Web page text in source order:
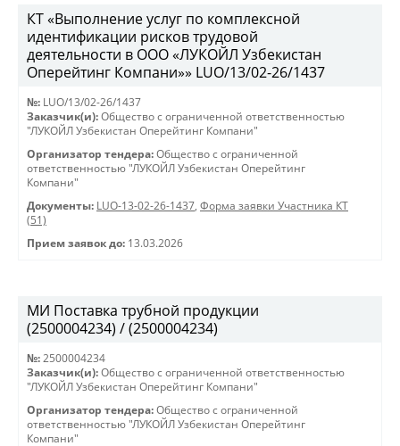
КТ «Выполнение услуг по комплексной
идентификации рисков трудовой
деятельности в ООО «ЛУКОЙЛ Узбекистан
Оперейтинг Компани»» LUO/13/02-26/1437
№: LUO/13/02-26/1437
Заказчик(и): Общество с ограниченной ответственностью
"ЛУКОЙЛ Узбекистан Оперейтинг Компани"
Организатор тендера: Общество с ограниченной
ответственностью "ЛУКОЙЛ Узбекистан Оперейтинг
Компани"
Документы: LUO-13-02-26-1437, Форма заявки Участника КТ
(51)
Прием заявок до: 13.03.2026
МИ Поставка трубной продукции
(2500004234) / (2500004234)
№: 2500004234
Заказчик(и): Общество с ограниченной ответственностью
"ЛУКОЙЛ Узбекистан Оперейтинг Компани"
Организатор тендера: Общество с ограниченной
ответственностью "ЛУКОЙЛ Узбекистан Оперейтинг
Компани"